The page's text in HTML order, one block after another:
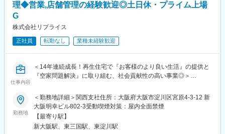
イベントの誘致から獲得いただき、売上設計・予測、効果測定ま
験価値」を創り上げる仕事です！
・イベントごとの運営計画策定
・クライアントとの打ち合わせ・折衝
・売上分析および改善提案
■20～50代の正社員が中心に活躍中！
業務範囲は多岐にわたりますが、まずは業務の流れを覚えていた
だくことからスタート！多くの人たちと関わるパイプ役のような
理◆営業,店舗管理の経験歓迎◎土日休・プライム上場
G
株式会社リプライス
正社員 転勤なし 業種未経験歓迎
仕事内容
＜14年連続成長！再生住宅で『お客様のより良い生活』の提供と
『空家問題解決』に取り組む、社会貢献性の高い事業◎＞
市場に流通する中古住宅を仕入れ、新築のように再生して提供す
る【再生住宅事業】において、国内トップクラスの実績を持つ当
社。
本ポジションでは、物件リフォーム企画から工事スケジュールの
進捗管理まで一貫してお任せします。
勤務地
＜勤務地詳細＞関西支社住所：大阪府大阪市淀川区宮原4-3-12 新
大阪明幸ビル802-3受動喫煙対策：屋内全面禁煙
【最寄り駅】
新大阪駅、東三国駅、東淀川駅